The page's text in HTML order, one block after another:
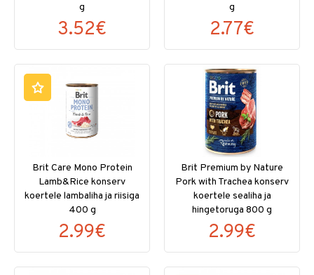
g
3.52€
g
2.77€
Brit Care Mono Protein
Lamb&Rice konserv
koertele lambaliha ja riisiga
400 g
2.99€
Brit Premium by Nature
Pork with Trachea konserv
koertele sealiha ja
hingetoruga 800 g
2.99€